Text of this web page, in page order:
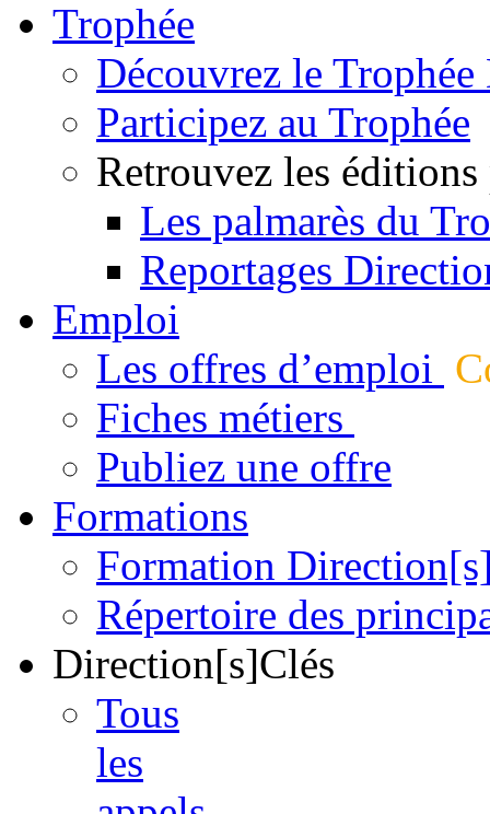
Trophée
Découvrez le
Participez au Trophée
Retrouvez les éditions
Les palmarès du
Reportages
Emploi
Les offres d’emploi
Fiches métiers
Publiez une offre
Formations
Formation
Répertoire des
Direction[s]Clés
Tous
les